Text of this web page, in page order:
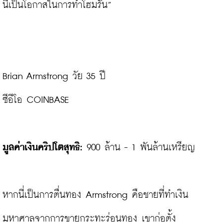
นี่เป็นโอกาสในการทำโฮมรัน”
Brian Armstrong วัย 35 ปี
ซีอีโอ COINBASE
มูลค่าเงินคริปโตสุทธิ: 900 ล้าน - 1 พันล้านเหรียญ
หากนี่เป็นการตื่นทอง Armstrong คือชายที่ทำเงิน
มหาศาลจากการขายกระทะร่อนทอง เขาก่อตั้ง